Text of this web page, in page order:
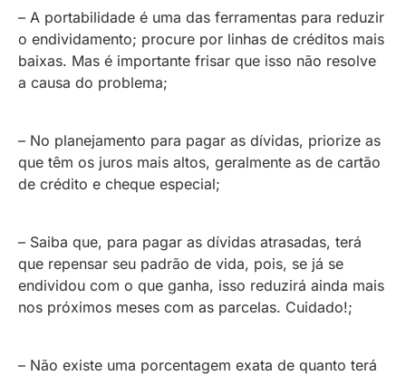
– A portabilidade é uma das ferramentas para reduzir
o endividamento; procure por linhas de créditos mais
baixas. Mas é importante frisar que isso não resolve
a causa do problema;
– No planejamento para pagar as dívidas, priorize as
que têm os juros mais altos, geralmente as de cartão
de crédito e cheque especial;
– Saiba que, para pagar as dívidas atrasadas, terá
que repensar seu padrão de vida, pois, se já se
endividou com o que ganha, isso reduzirá ainda mais
nos próximos meses com as parcelas. Cuidado!;
– Não existe uma porcentagem exata de quanto terá